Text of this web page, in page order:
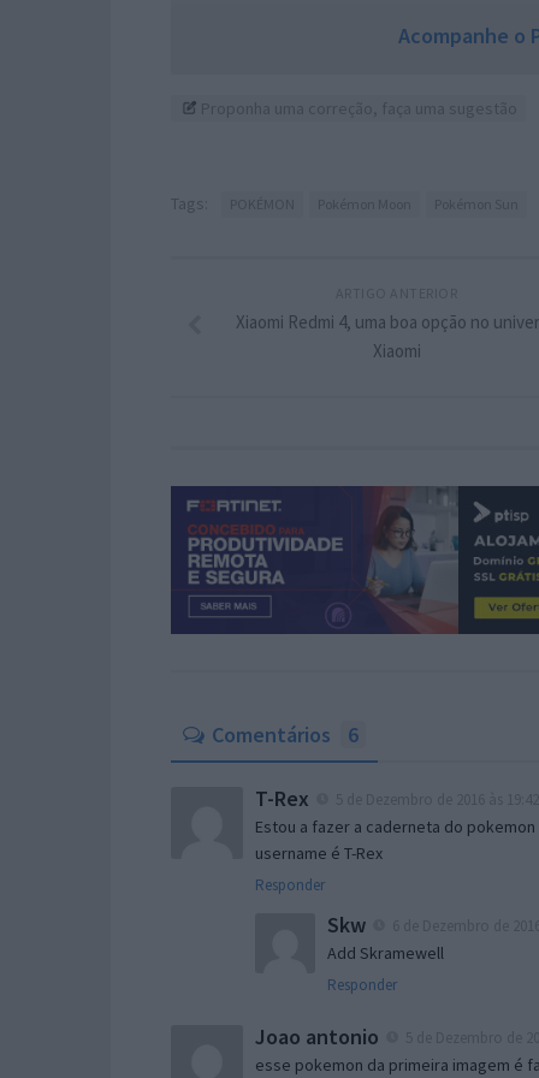
Acompanhe o
Tags:
Xiaomi Redmi 4, uma boa opção no
Xiaomi
Comentários 6
T-Rex
Estou a fazer a caderneta do
username é T-Rex
Responder
Skw
Add Skramewell
Responder
Joao antonio
esse pokemon da primeira imagem é